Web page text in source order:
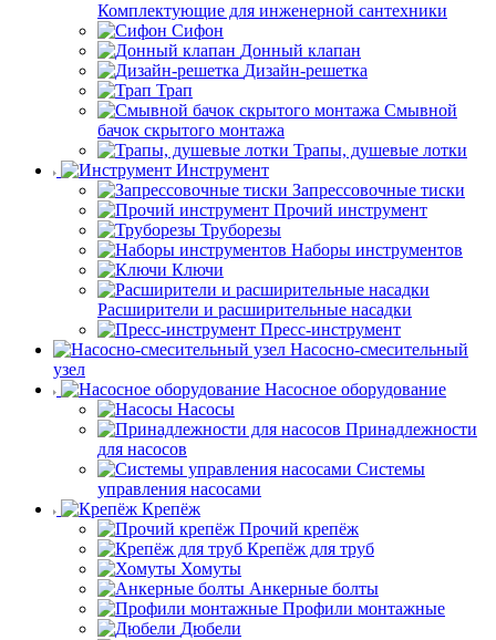
Комплектующие для инженерной сантехники
Сифон
Донный клапан
Дизайн-решетка
Трап
Смывной
бачок скрытого монтажа
Трапы, душевые лотки
Инструмент
Запрессовочные тиски
Прочий инструмент
Труборезы
Наборы инструментов
Ключи
Расширители и расширительные насадки
Пресс-инструмент
Насосно-смесительный
узел
Насосное оборудование
Насосы
Принадлежности
для насосов
Системы
управления насосами
Крепёж
Прочий крепёж
Крепёж для труб
Хомуты
Анкерные болты
Профили монтажные
Дюбели